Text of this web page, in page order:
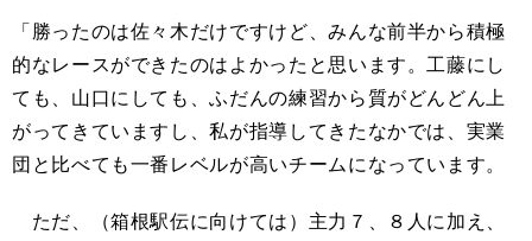
「勝ったのは佐々木だけですけど、みんな前半から積極
的なレースができたのはよかったと思います。工藤にし
ても、山口にしても、ふだんの練習から質がどんどん上
がってきていますし、私が指導してきたなかでは、実業
団と比べても一番レベルが高いチームになっています。
ただ、（箱根駅伝に向けては）主力７、８人に加え、